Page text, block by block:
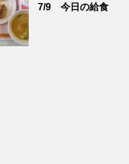
7/9 今日の給食